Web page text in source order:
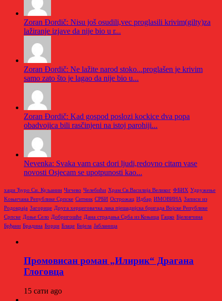
Zoran Đordič: Nisu još osudili,vec proglasili krivim(gilty)za
lažiranje izjave da nije bio u r...
Zoran Đordič: Ne lažite narod stoko...proglašen je krivim
samo zato što je lagao da nije bio u...
Zoran Đordič: Kad gospod poslozi kockice dva popa
obadvojica bili rasčinjeni na istoj parohiji...
Nevenka: Svaka vam cast dori ljudi,redovno citam vase
novosti Osjecam se upotpunosti kao...
хаџи Ђуро Си. Куљанин Чичево Челебићи Храм Св.Василија Великог ФБИХ Удружење
Kоњичана Републике Српске Ситник СРБИ Острожац Идбар ИМОВИНА Записи из
Родoкраја Загорице Друга херцеговачка лака пјешадијска бригада Војске Републике
Српске Доње Село Добригошће Дана страдања Срба из Коњица Гацко Бјеловчина
Брђани Брадина Борци Блаце Бијела Јабланица
Промовисан роман „Илирик“ Драгана
Глоговца
15 сати ago